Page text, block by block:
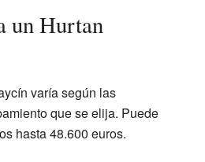
un Hurtan
varía según las
que se elija. Puede
hasta 48.600 euros.